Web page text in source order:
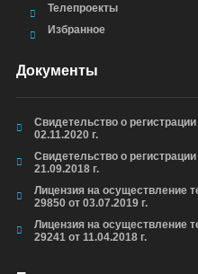
Телепроекты
Избранное
Документы
Свидетельство о
02.11.2020 г.
Свидетельство о
21.09.2018 г.
Лицензия на осуществление
29850 от 03.07.2019 г.
Лицензия на осуществление
29241 от 11.04.2018 г.